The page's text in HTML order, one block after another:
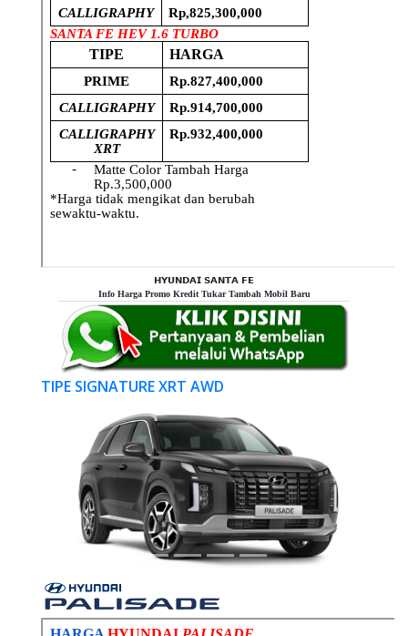
𝗛𝗬𝗨𝗡𝗗𝗔𝗜 𝗦𝗔𝗡𝗧𝗔 𝗙𝗘
Info Harga Promo Kredit Tukar Tambah Mobil Baru
TIPE SIGNATURE XRT AWD
Previous